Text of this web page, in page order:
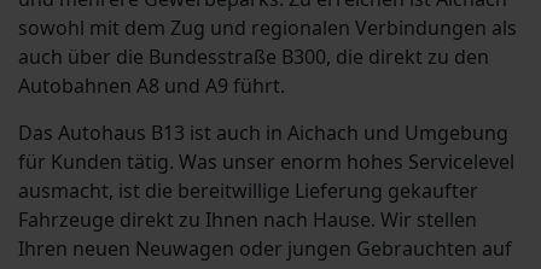
sowohl mit dem Zug und regionalen Verbindungen als
auch über die Bundesstraße B300, die direkt zu den
Autobahnen A8 und A9 führt.
Das Autohaus B13 ist auch in Aichach und Umgebung
für Kunden tätig. Was unser enorm hohes Servicelevel
ausmacht, ist die bereitwillige Lieferung gekaufter
Fahrzeuge direkt zu Ihnen nach Hause. Wir stellen
Ihren neuen Neuwagen oder jungen Gebrauchten auf